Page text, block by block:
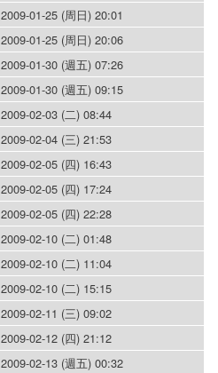
2009-01-25 (周日) 20:01
2009-01-25 (周日) 20:06
2009-01-30 (週五) 07:26
2009-01-30 (週五) 09:15
2009-02-03 (二) 08:44
2009-02-04 (三) 21:53
2009-02-05 (四) 16:43
2009-02-05 (四) 17:24
2009-02-05 (四) 22:28
2009-02-10 (二) 01:48
2009-02-10 (二) 11:04
2009-02-10 (二) 15:15
2009-02-11 (三) 09:02
2009-02-12 (四) 21:12
2009-02-13 (週五) 00:32